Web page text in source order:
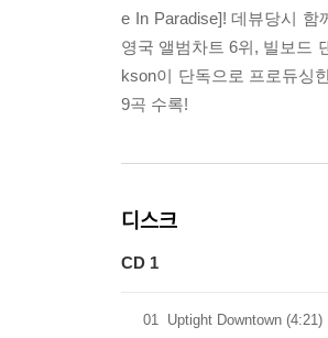
e In Paradise]! 데뷰당시
영국 앨범차트 6위, 빌보드
kson이 단독으로 프로듀싱
9곡 수록!
디스크
CD 1
01 Uptight Downtown (4:21)